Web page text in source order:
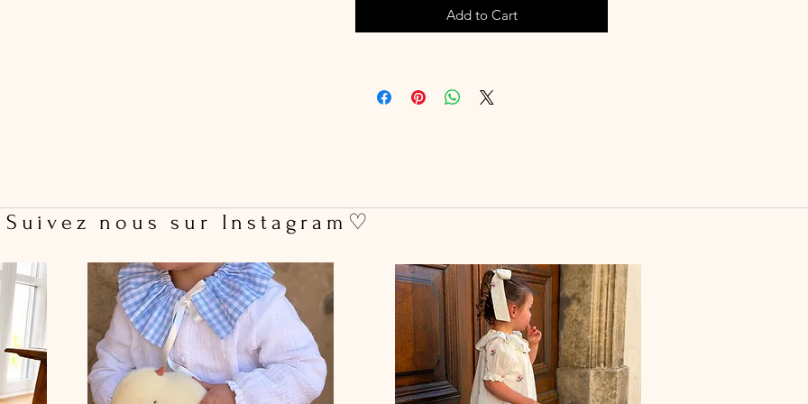
Add to Cart
nous sur Instagram♡